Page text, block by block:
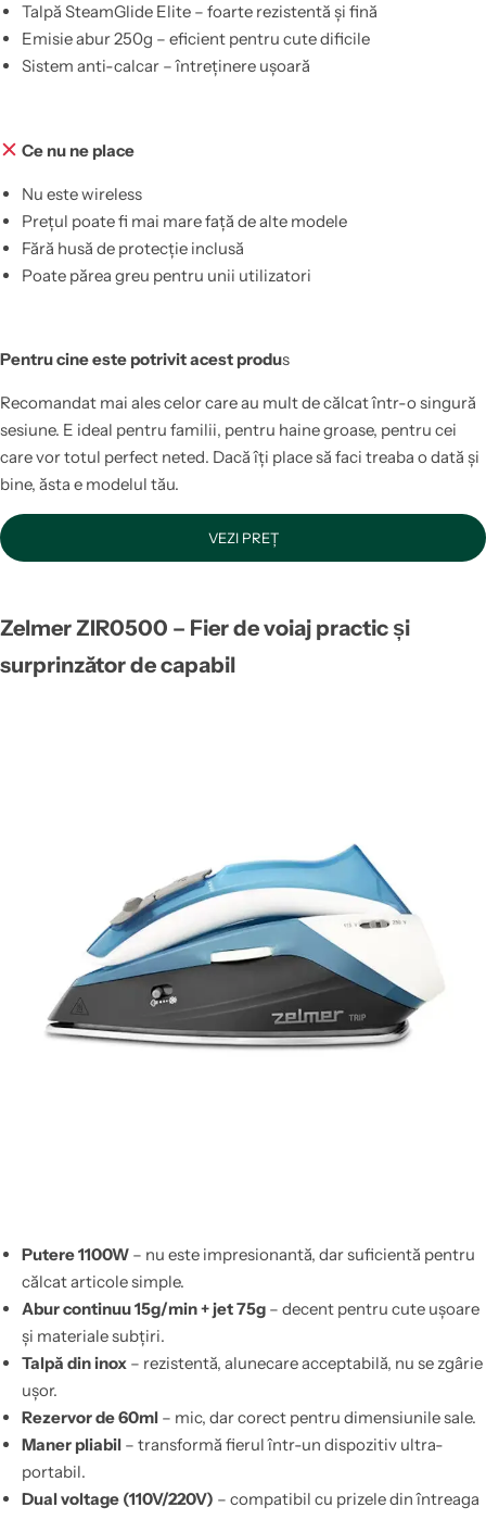
Talpă SteamGlide Elite – foarte rezistentă și fină
Emisie abur 250g – eficient pentru cute dificile
Sistem anti-calcar – întreținere ușoară
Ce nu ne place
Nu este wireless
Prețul poate fi mai mare față de alte modele
Fără husă de protecție inclusă
Poate părea greu pentru unii utilizatori
Pentru cine este potrivit acest produs
Recomandat mai ales celor care au mult de călcat într-o singură
sesiune. E ideal pentru familii, pentru haine groase, pentru cei
care vor totul perfect neted. Dacă îți place să faci treaba o dată și
bine, ăsta e modelul tău.
VEZI PREȚ
Zelmer ZIR0500 – Fier de voiaj practic și
surprinzător de capabil
Putere 1100W– nu este impresionantă, dar suficientă pentru
călcat articole simple.
Abur continuu 15g/min + jet 75g– decent pentru cute ușoare
și materiale subțiri.
Talpă din inox– rezistentă, alunecare acceptabilă, nu se zgârie
ușor.
Rezervor de 60ml– mic, dar corect pentru dimensiunile sale.
Maner pliabil– transformă fierul într-un dispozitiv ultra-
portabil.
Dual voltage (110V/220V) – compatibil cu prizele din întreaga